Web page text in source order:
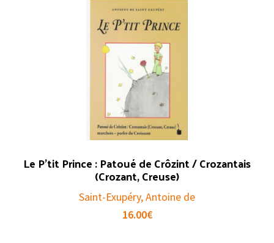
Le P’tit Prince : Patoué de Crôzint / Crozantais
(Crozant, Creuse)
Saint-Exupéry, Antoine de
16.00€